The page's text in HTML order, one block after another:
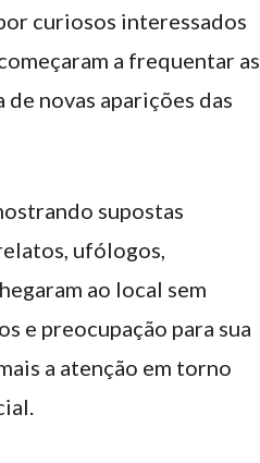
curiosos interessados
a frequentar as
novas aparições das
supostas
ufólogos,
ao local sem
e preocupação para sua
a atenção em torno